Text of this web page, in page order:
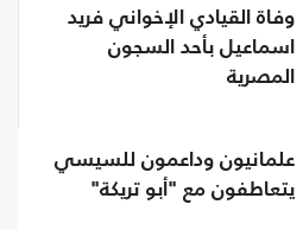
وفاة القيادي الإخواني فريد
اسماعيل بأحد السجون
المصرية
علمانيون وداعمون للسيسي
يتعاطفون مع "أبو تريكة"